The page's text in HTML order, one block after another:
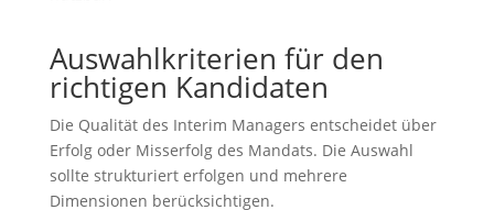
Auswahlkriterien für den
richtigen Kandidaten
Die Qualität des Interim Managers entscheidet über
Erfolg oder Misserfolg des Mandats. Die Auswahl
sollte strukturiert erfolgen und mehrere
Dimensionen berücksichtigen.